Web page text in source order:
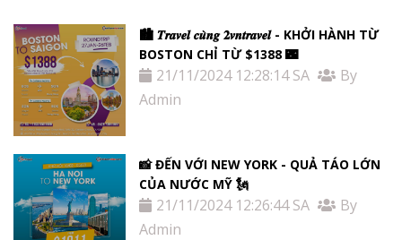
🏙 𝑻𝒓𝒂𝒗𝒆𝒍 𝒄𝒖̀𝒏𝒈 𝟐𝒗𝒏𝒕𝒓𝒂𝒗𝒆𝒍 - KHỞI HÀNH TỪ
BOSTON CHỈ TỪ $1388 🌃
21/11/2024 12:28:14 SA
By
Admin
📸 ĐẾN VỚI NEW YORK - QUẢ TÁO LỚN
CỦA NƯỚC MỸ 🗽
21/11/2024 12:26:44 SA
By
Admin